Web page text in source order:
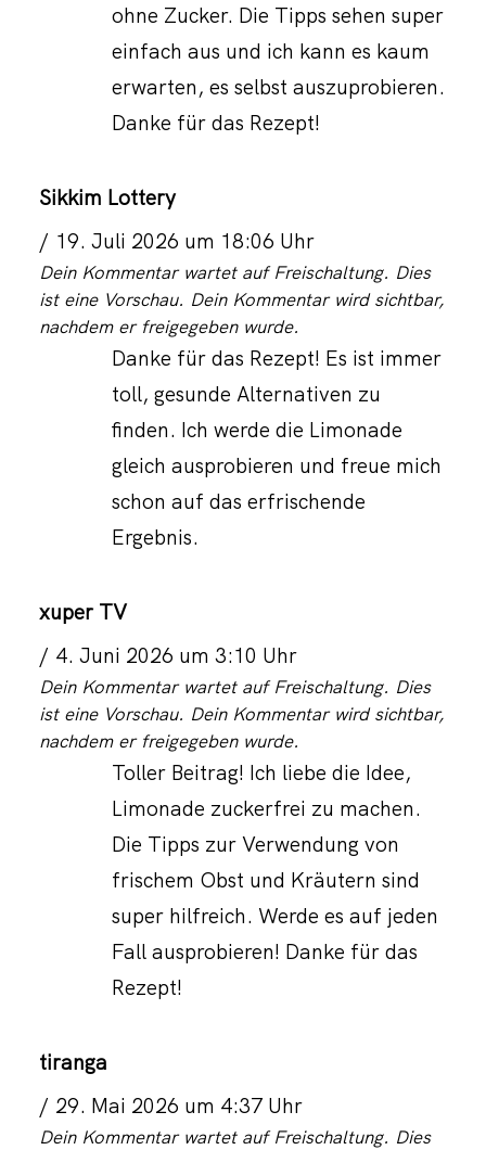
ohne Zucker. Die Tipps sehen super
einfach aus und ich kann es kaum
erwarten, es selbst auszuprobieren.
Danke für das Rezept!
Sikkim Lottery
19. Juli 2026 um 18:06 Uhr
Dein Kommentar wartet auf Freischaltung. Dies
ist eine Vorschau. Dein Kommentar wird sichtbar,
nachdem er freigegeben wurde.
Danke für das Rezept! Es ist immer
toll, gesunde Alternativen zu
finden. Ich werde die Limonade
gleich ausprobieren und freue mich
schon auf das erfrischende
Ergebnis.
xuper TV
4. Juni 2026 um 3:10 Uhr
Dein Kommentar wartet auf Freischaltung. Dies
ist eine Vorschau. Dein Kommentar wird sichtbar,
nachdem er freigegeben wurde.
Toller Beitrag! Ich liebe die Idee,
Limonade zuckerfrei zu machen.
Die Tipps zur Verwendung von
frischem Obst und Kräutern sind
super hilfreich. Werde es auf jeden
Fall ausprobieren! Danke für das
Rezept!
tiranga
29. Mai 2026 um 4:37 Uhr
Dein Kommentar wartet auf Freischaltung. Dies